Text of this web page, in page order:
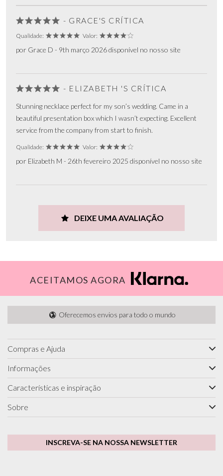
- GRACE'S CRÍTICA
Qualidade: Valor:
por Grace D - 9th março 2026 disponível no nosso site
- ELIZABETH 'S CRÍTICA
Stunning necklace perfect for my son’s wedding. Came in a
beautiful presentation box which I wasn’t expecting. Excellent
service from the company from start to finish.
Qualidade: Valor:
por Elizabeth M - 26th fevereiro 2025 disponível no nosso site
DEIXE UMA AVALIAÇÃO
ACEITAMOS AGORA
Oferecemos envios para todo o mundo
Compras e Ajuda
Informações
Características e inspiração
Sobre
INSCREVA-SE NA NOSSA NEWSLETTER